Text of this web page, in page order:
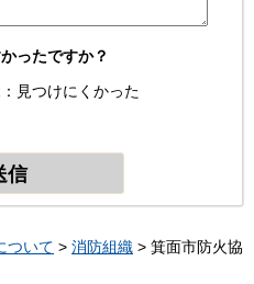
ったですか？
見つけにくかった
ついて > 消防組織 > 箕面市防火協